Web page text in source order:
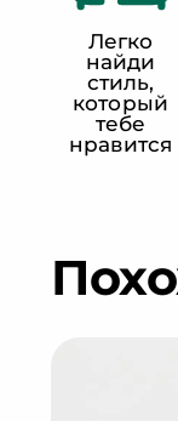
Легко
найди
стиль,
который
тебе
нравится